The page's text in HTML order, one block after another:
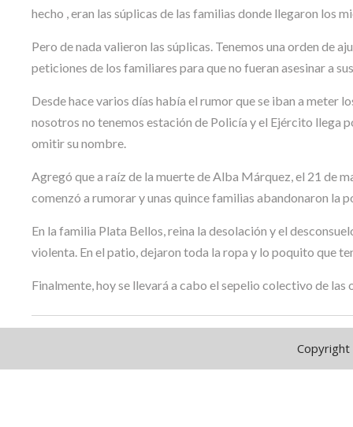
hecho , eran las súplicas de las familias donde llegaron los
Pero de nada valieron las súplicas. Tenemos una orden de
peticiones de los familiares para que no fueran asesinar a
Desde hace varios días había el rumor que se iban a meter
nosotros no tenemos estación de Policía y el Ejército llega
omitir su nombre.
Agregó que a raíz de la muerte de Alba Márquez, el 21 de
comenzó a rumorar y unas quince familias abandonaron la
En la familia Plata Bellos, reina la desolación y el
violenta. En el patio, dejaron toda la ropa y lo poquito que
Finalmente, hoy se llevará a cabo el sepelio colectivo de
Copyright